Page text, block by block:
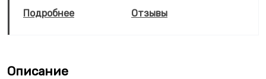
Подробнее Отзывы
Описание